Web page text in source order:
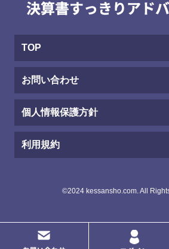
TOP
お問い合わせ
個人情報保護方針
利用規約
©2024 kessansho.com. All